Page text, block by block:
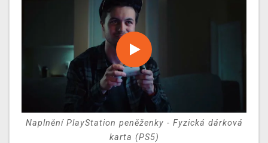
Naplnění PlayStation peněženky - Fyzická dárková
karta (PS5)